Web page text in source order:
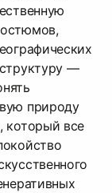
—
природу
который все